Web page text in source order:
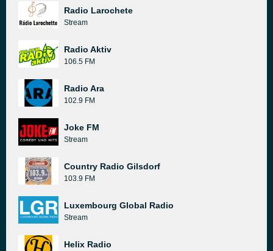
Radio Larochete
Stream
Radio Aktiv
106.5 FM
Radio Ara
102.9 FM
Joke FM
Stream
Country Radio Gilsdorf
103.9 FM
Luxembourg Global Radio
Stream
Helix Radio